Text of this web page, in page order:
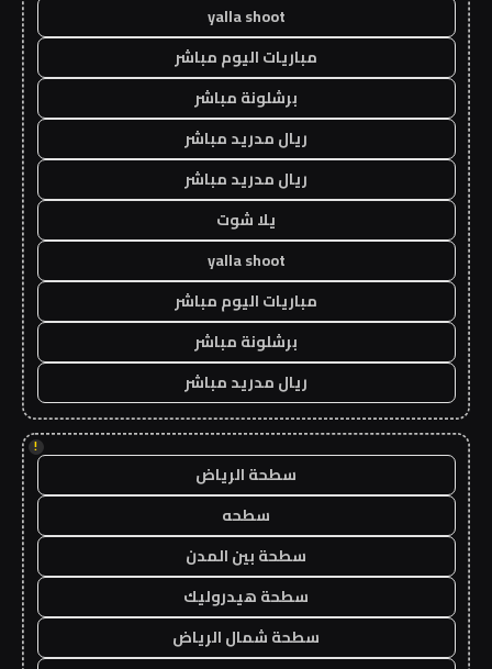
yalla shoot
مباريات اليوم مباشر
برشلونة مباشر
ريال مدريد مباشر
ريال مدريد مباشر
يلا شوت
yalla shoot
مباريات اليوم مباشر
برشلونة مباشر
ريال مدريد مباشر
!
سطحة الرياض
سطحه
سطحة بين المدن
سطحة هيدروليك
سطحة شمال الرياض